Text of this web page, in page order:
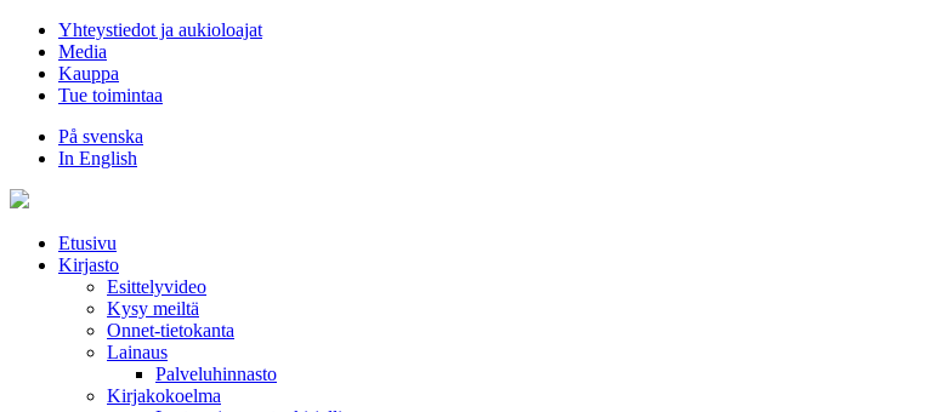
Hyppää
sisältöön
Yhteystiedot ja aukioloajat
Media
Kauppa
Tue toimintaa
På svenska
In English
Etusivu
Kirjasto
Esittelyvideo
Kysy meiltä
Onnet-tietokanta
Lainaus
Palveluhinnasto
Kirjakokoelma